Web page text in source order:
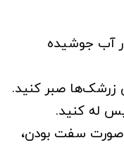
در آب جوشیده
زرشک‌ها صبر کنید.
له کنید.
صورت سفت بودن،